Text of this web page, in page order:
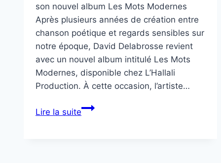
son nouvel album Les Mots Modernes
Après plusieurs années de création entre
chanson poétique et regards sensibles sur
notre époque, David Delabrosse revient
avec un nouvel album intitulé Les Mots
Modernes, disponible chez L’Hallali
Production. À cette occasion, l’artiste…
Lire la suiteDavid